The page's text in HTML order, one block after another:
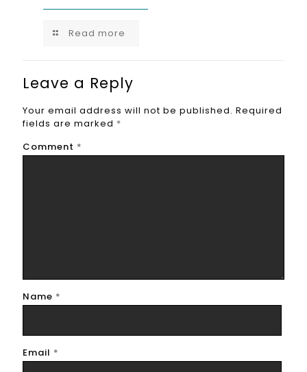
Read more
Leave a Reply
Your email address will not be published. Required
fields are marked *
Comment *
Name *
Email *